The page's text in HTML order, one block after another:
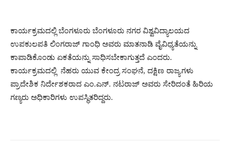
ಕಾರ್ಯಕ್ರಮದಲ್ಲಿ ಬೆಂಗಳೂರು ಬೆಂಗಳೂರು ನಗರ ವಿಶ್ವವಿದ್ಯಾಲಯದ
ಉಪಕುಲಪತಿ ಲಿಂಗರಾಜ್ ಗಾಂಧಿ ಅವರು ಮಾತನಾಡಿ ವೈವಿಧ್ಯತೆಯನ್ನು
ಕಾಪಾಡಿಕೊಂಡು ಏಕತೆಯನ್ನು ಸಾಧಿಸಬೇಕಾಗುತ್ತದೆ ಎಂದರು.
ಕಾರ್ಯಕ್ರಮದಲ್ಲಿ ನೆಹರು ಯುವ ಕೇಂದ್ರ ಸಂಘನೆ, ದಕ್ಷಿಣ ರಾಜ್ಯಗಳು
ಪ್ರಾದೇಶಿಕ ನಿರ್ದೇಶಕರಾದ ಎಂ.ಎನ್. ನಟರಾಜ್ ಅವರು ಸೇರಿದಂತೆ ಹಿರಿಯ
ಗಣ್ಯರು ಅಧಿಕಾರಿಗಳು ಉಪಸ್ಥಿತರಿದ್ದರು.